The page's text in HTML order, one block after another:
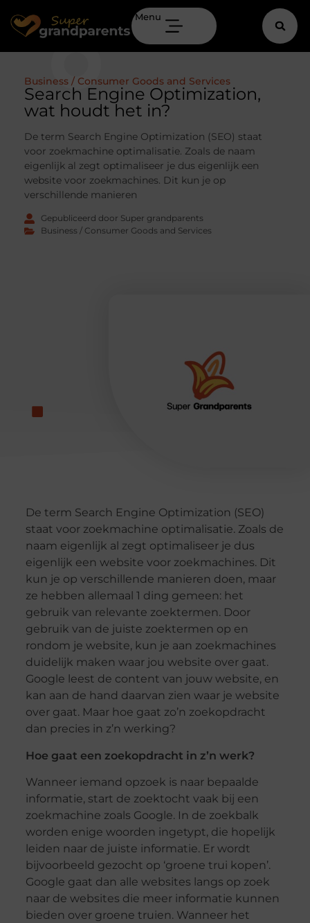
Menu
Business / Consumer Goods and Services
Search Engine Optimization,
wat houdt het in?
De term Search Engine Optimization (SEO) staat
voor zoekmachine optimalisatie. Zoals de naam
eigenlijk al zegt optimaliseer je dus eigenlijk een
website voor zoekmachines. Dit kun je op
verschillende manieren
Gepubliceerd door Super grandparents
Business / Consumer Goods and Services
De term Search Engine Optimization (SEO)
staat voor zoekmachine optimalisatie. Zoals de
naam eigenlijk al zegt optimaliseer je dus
eigenlijk een website voor zoekmachines. Dit
kun je op verschillende manieren doen, maar
ze hebben allemaal 1 ding gemeen: het
gebruik van relevante zoektermen. Door
gebruik van de juiste zoektermen op en
rondom je website, kun je aan zoekmachines
duidelijk maken waar jou website over gaat.
Google leest de content van jouw website, en
kan aan de hand daarvan zien waar je website
over gaat. Maar hoe gaat zo’n zoekopdracht
dan precies in z’n werking?
Hoe gaat een zoekopdracht in z’n werk?
Wanneer iemand opzoek is naar bepaalde
informatie, start de zoektocht vaak bij een
zoekmachine zoals Google. In de zoekbalk
worden enige woorden ingetypt, die hopelijk
leiden naar de juiste informatie. Er wordt
bijvoorbeeld gezocht op ‘groene trui kopen’.
Google gaat dan alle websites langs op zoek
naar de websites die meer informatie kunnen
bieden over groene truien. Wanneer het